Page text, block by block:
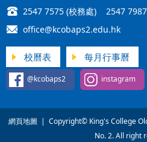
2547 7575 (校務處) 2547
office@kcobaps2.edu.hk
校曆表 每月行事曆
@kcobaps2 instagram
網頁地圖 | Copyright© King's College
No. 2. All right